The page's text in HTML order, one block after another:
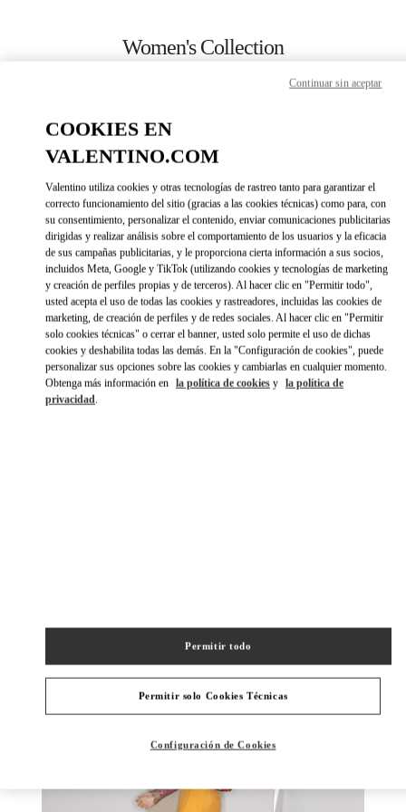
Women's Collection
CALL NOW
MORE DETAILS
DIRECCIONESLINK OPENS IN
COOKIES EN
VALENTINO.COM
Valentino utiliza cookies y otras tecnologías de rastreo tanto para garantizar el
correcto funcionamiento del sitio (gracias a las cookies técnicas) como para, con
su consentimiento, personalizar el contenido, enviar comunicaciones publicitarias
dirigidas y realizar análisis sobre el comportamiento de los usuarios y la eficacia
de sus campañas publicitarias, y le proporciona cierta información a sus socios,
incluidos Meta, Google y TikTok (utilizando cookies y tecnologías de marketing
y creación de perfiles propias y de terceros). Al hacer clic en "Permitir todo",
usted acepta el uso de todas las cookies y rastreadores, incluidas las cookies de
marketing, de creación de perfiles y de redes sociales. Al hacer clic en "Permitir
solo cookies técnicas" o cerrar el banner, usted solo permite el uso de dichas
cookies y deshabilita todas las demás. En la "Configuración de cookies", puede
personalizar sus opciones sobre las cookies y cambiarlas en cualquier momento.
Obtenga más información en la política de cookies y la política de
privacidad.
Permitir solo Cookies Técnicas
Permitir todo
Configuración de Cookies
Continuar sin aceptar